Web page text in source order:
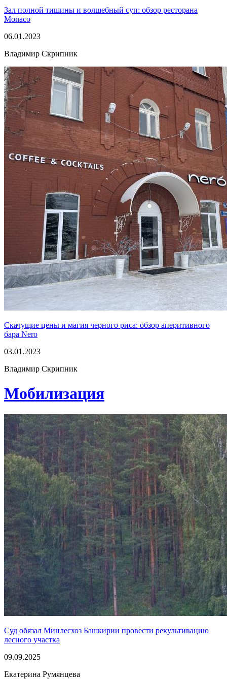
Зал полной тишины и волшебный суп: обзор ресторана
Monaco
06.01.2023
Владимир Скрипник
Скачущие цены и магия черного риса: обзор аперитивного
бара Nero
03.01.2023
Владимир Скрипник
Мобилизация
Суд обязал Минлесхоз Башкирии провести рекультивацию
лесного участка
09.09.2025
Екатерина Румянцева